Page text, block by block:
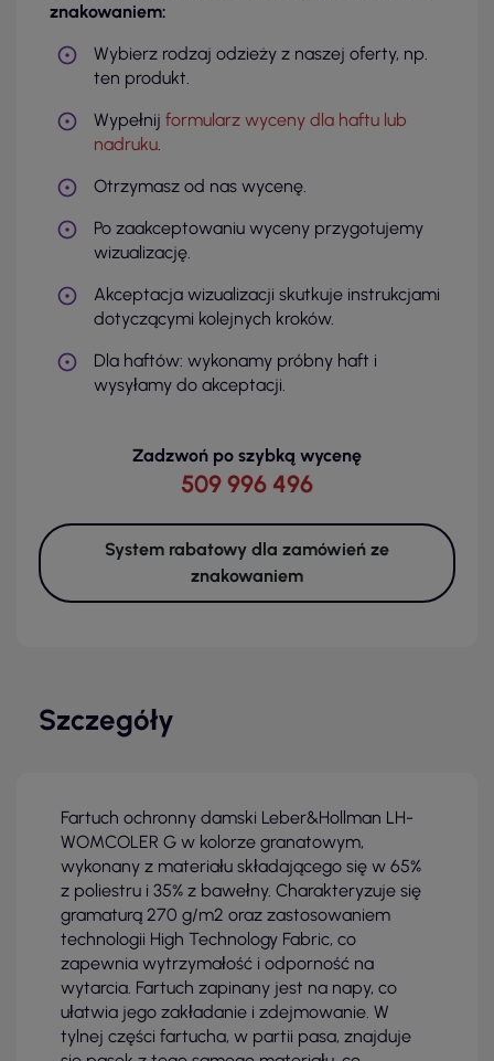
znakowaniem:
Wybierz rodzaj odzieży z naszej oferty, np.
ten produkt.
Wypełnij formularz wyceny dla haftu lub
nadruku.
Otrzymasz od nas wycenę.
Po zaakceptowaniu wyceny przygotujemy
wizualizację.
Akceptacja wizualizacji skutkuje instrukcjami
dotyczącymi kolejnych kroków.
Dla haftów: wykonamy próbny haft i
wysyłamy do akceptacji.
Zadzwoń po szybką wycenę
509 996 496
System rabatowy dla zamówień ze
znakowaniem
Szczegóły
Fartuch ochronny damski Leber&Hollman LH-
WOMCOLER G w kolorze granatowym,
wykonany z materiału składającego się w 65%
z poliestru i 35% z bawełny. Charakteryzuje się
gramaturą 270 g/m2 oraz zastosowaniem
technologii High Technology Fabric, co
zapewnia wytrzymałość i odporność na
wytarcia. Fartuch zapinany jest na napy, co
ułatwia jego zakładanie i zdejmowanie. W
tylnej części fartucha, w partii pasa, znajduje